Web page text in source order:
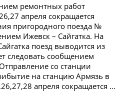
ремонтных работ
апреля сокращается
пригородного поезда №
Ижевск – Сайгатка. На
поезд выводится из
следовать сообщением
со станции
на станцию Армязь в
апреля сокращается ...